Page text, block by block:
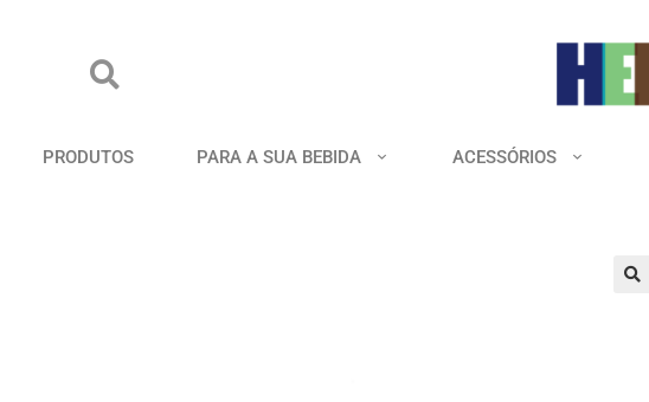
PRODUTOS PARA A SUA BEBIDA ACESSÓRIOS